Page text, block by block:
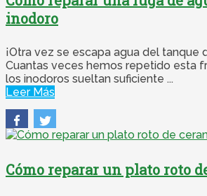
inodoro
¡Otra vez se escapa agua del tanque
Cuantas veces hemos repetido esta
los inodoros sueltan suficiente ...
Leer Más
Cómo reparar un plato roto